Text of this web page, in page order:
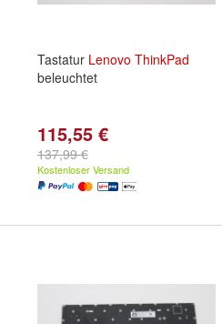
Tastatur Lenovo ThinkPad
beleuchtet
115,55 €
137,99 €
Kostenloser Versand